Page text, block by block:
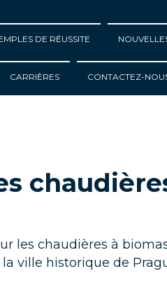
DE RÉUSSITE
CARRIÈRES CONTACTEZ-
les chaudières à
ville historique de